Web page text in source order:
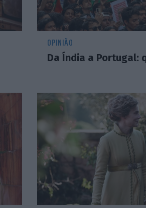
OPINIÃO
Da Índia a Portugal: